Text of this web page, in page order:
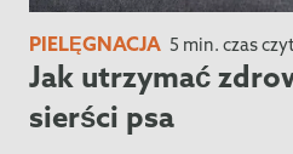
PIELĘGNACJA 5 min. czas
Jak utrzymać
sierści psa